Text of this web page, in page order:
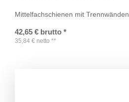
Mittelfachschienen mit Trennwänden
42,65 € brutto *
35,84 € netto **